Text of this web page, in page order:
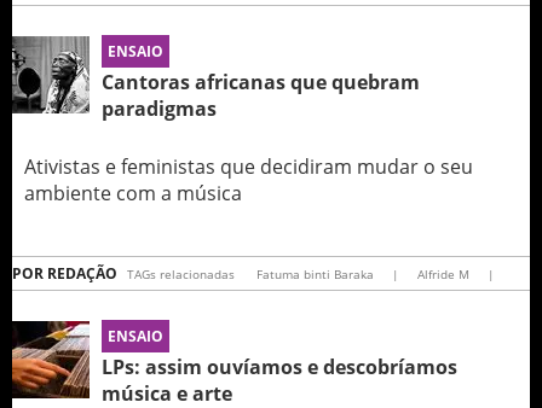
ENSAIO
Cantoras africanas que quebram
paradigmas
Ativistas e feministas que decidiram mudar o seu
ambiente com a música
POR REDAÇÃO TAGs relacionadas Fatuma binti Baraka | Alfride M |
ENSAIO
LPs: assim ouvíamos e descobríamos
música e arte